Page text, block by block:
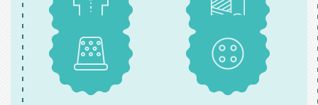
Patrons Tissus
Mercerie Boutons